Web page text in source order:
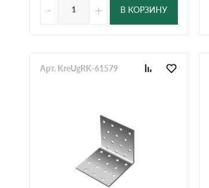
- + В КОРЗИНУ
Арт. KreUgRK-61579